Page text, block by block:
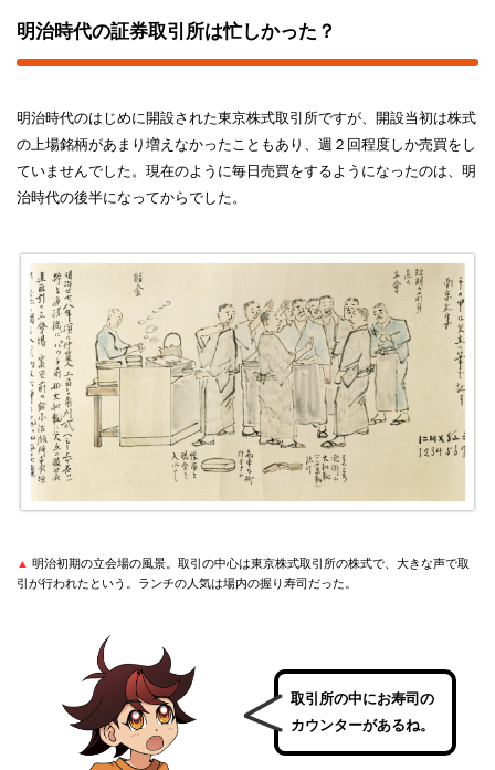
明治時代の証券取引所は忙しかった？
明治時代のはじめに開設された東京株式取引所ですが、開設当初は株式
の上場銘柄があまり増えなかったこともあり、週２回程度しか売買をし
ていませんでした。現在のように毎日売買をするようになったのは、明
治時代の後半になってからでした。
▲ 明治初期の立会場の風景。取引の中心は東京株式取引所の株式で、大きな声で取
引が行われたという。ランチの人気は場内の握り寿司だった。
取引所の中にお寿司の
カウンターがあるね。